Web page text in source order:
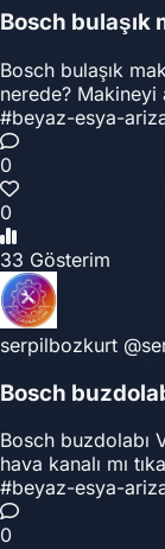
Bosch bulaşık
Bosch bulaşık
nerede?
#beyaz-esya-
0
0
33 Gösterim
serpilbozkurt
Bosch
Bosch buzdolabı
hava kanalı mı
#beyaz-esya-
0